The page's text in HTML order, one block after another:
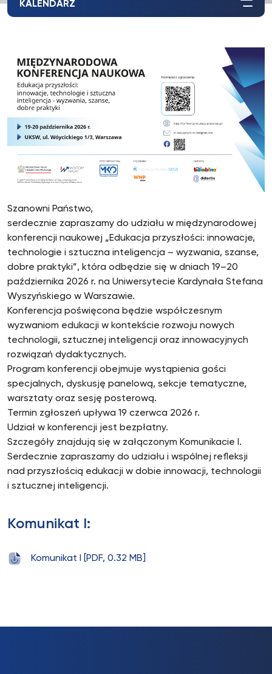
KALENDARZ
Szanowni Państwo,
serdecznie zapraszamy do udziału w międzynarodowej
konferencji naukowej „Edukacja przyszłości: innowacje,
technologie i sztuczna inteligencja – wyzwania, szanse,
dobre praktyki”, która odbędzie się w dniach 19–20
października 2026 r. na Uniwersytecie Kardynała Stefana
Wyszyńskiego w Warszawie.
Konferencja poświęcona będzie współczesnym
wyzwaniom edukacji w kontekście rozwoju nowych
technologii, sztucznej inteligencji oraz innowacyjnych
rozwiązań dydaktycznych.
Program konferencji obejmuje wystąpienia gości
specjalnych, dyskusję panelową, sekcje tematyczne,
warsztaty oraz sesję posterową.
Termin zgłoszeń upływa 19 czerwca 2026 r.
Udział w konferencji jest bezpłatny.
Szczegóły znajdują się w załączonym Komunikacie I.
Serdecznie zapraszamy do udziału i wspólnej refleksji
nad przyszłością edukacji w dobie innowacji, technologii
i sztucznej inteligencji.
Komunikat I:
Komunikat I [PDF, 0.32 MB]